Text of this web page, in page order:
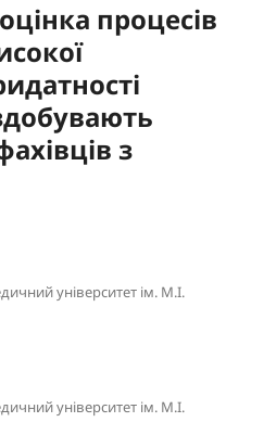
процесів
з
університет ім. М.І.
університет ім. М.І.